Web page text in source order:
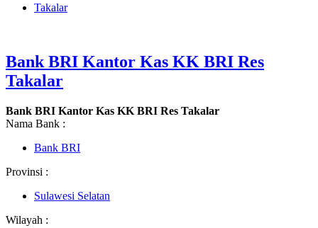
Takalar
Bank BRI Kantor Kas KK BRI Res
Takalar
Bank BRI Kantor Kas KK BRI Res Takalar
Nama Bank :
Bank BRI
Provinsi :
Sulawesi Selatan
Wilayah :